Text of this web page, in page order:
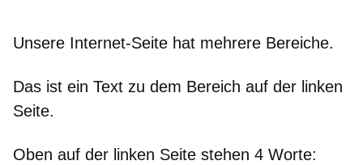
Unsere Internet-Seite hat mehrere Bereiche.
Das ist ein Text zu dem Bereich auf der linken
Seite.
Oben auf der linken Seite stehen 4 Worte: